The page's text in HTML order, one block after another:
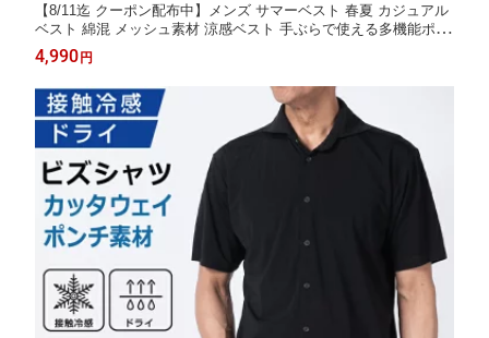
【8/11迄 クーポン配布中】メンズ サマーベスト 春夏 カジュアル
ベスト 綿混 メッシュ素材 涼感ベスト 手ぶらで使える多機能ポケ
ット付き 前開きデザイン 散歩やお出かけに活躍 シニア向けカジ
ュアルベスト 普段着にも最適 父の日ギフト ラッピング対応
4,990円